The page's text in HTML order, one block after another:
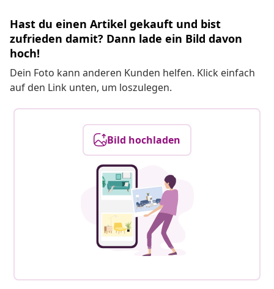
Hast du einen Artikel gekauft und bist
zufrieden damit? Dann lade ein Bild davon
hoch!
Dein Foto kann anderen Kunden helfen. Klick einfach
auf den Link unten, um loszulegen.
Bild hochladen